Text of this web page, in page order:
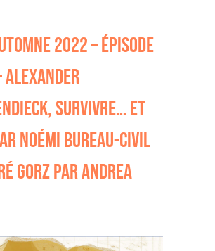
2022 – ÉPISODE
SURVIVRE… ET
NOÉMI BUREAU-CIVIL
GORZ PAR ANDREA